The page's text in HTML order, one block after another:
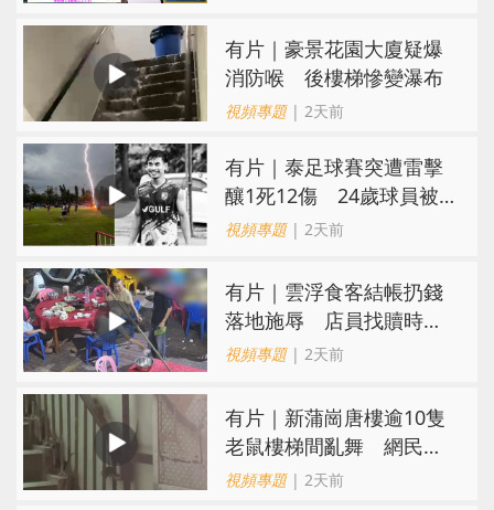
有片｜豪景花園大廈疑爆
消防喉 後樓梯慘變瀑布
視頻專題| 2天前
有片｜泰足球賽突遭雷擊
釀1死12傷 24歲球員被
閃電劈中亡
視頻專題| 2天前
​有片｜雲浮食客結帳扔錢
落地施辱 店員找贖時還
施彼身獲老闆肯定
視頻專題| 2天前
有片｜新蒲崗唐樓逾10隻
老鼠樓梯間亂舞 網民嚇
親：每次經過都要好大勇
視頻專題| 2天前